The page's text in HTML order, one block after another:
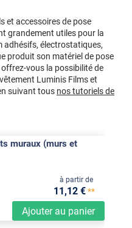
et accessoires de pose
grandement utiles pour la
adhésifs, électrostatiques,
produit son matériel de pose
vous la possibilité de
Luminis Films et
suivant tous nos tutoriels de
muraux (murs et
Ajouter au panier
à partir de
11 ,12 €**